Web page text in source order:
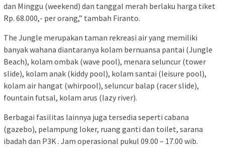
dan Minggu (weekend) dan tanggal merah berlaku harga tiket
Rp. 68.000,- per orang,” tambah Firanto.
The Jungle merupakan taman rekreasi air yang memiliki
banyak wahana diantaranya kolam bernuansa pantai (Jungle
Beach), kolam ombak (wave pool), menara seluncur (tower
slide), kolam anak (kiddy pool), kolam santai (leisure pool),
kolam air hangat (whirpool), seluncur balap (racer slide),
fountain futsal, kolam arus (lazy river).
Berbagai fasilitas lainnya juga tersedia seperti cabana
(gazebo), pelampung loker, ruang ganti dan toilet, sarana
ibadah dan P3K . Jam operasional pukul 09.00 – 17.00 wib.